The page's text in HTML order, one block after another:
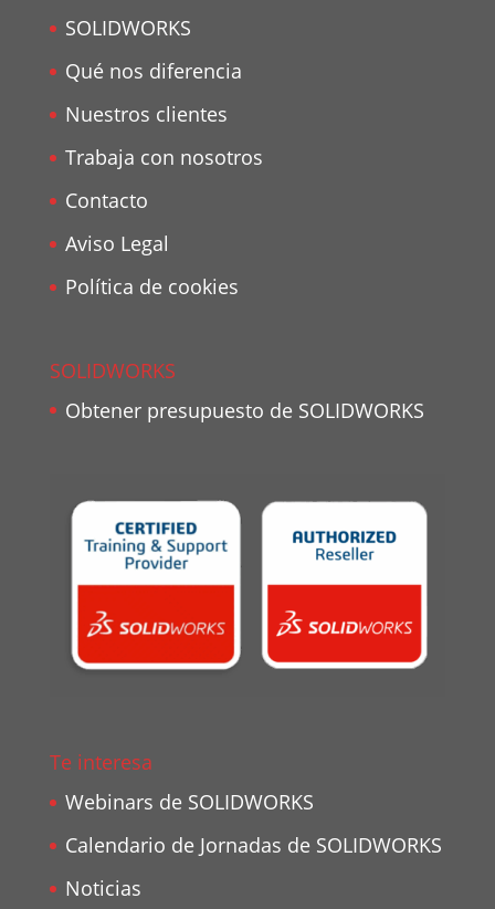
SOLIDWORKS
Qué nos diferencia
Nuestros clientes
Trabaja con nosotros
Contacto
Aviso Legal
Política de cookies
SOLIDWORKS
Obtener presupuesto de SOLIDWORKS
Te interesa
Webinars de SOLIDWORKS
Calendario de Jornadas de SOLIDWORKS
Noticias